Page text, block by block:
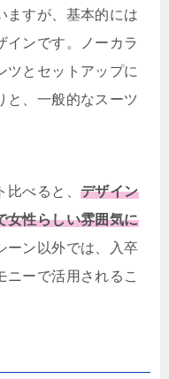
ますが、基本的には
インです。ノーカラ
ツとセットアップに
と、一般的なスーツ
べると、 デザイン
女性らしい雰囲気に
ーン以外では、入卒
ニーで活用されるこ